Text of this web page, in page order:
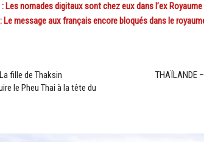
: Les nomades digitaux sont chez eux dans l’ex Royaume
Le message aux français encore bloqués dans le
fille de Thaksin
le Pheu Thai à la tête du
THAÏLANDE